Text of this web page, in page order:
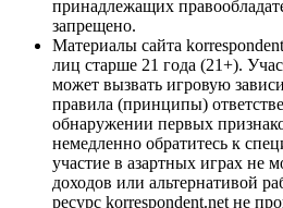
принадлежащих
запрещено.
Материалы сайта
лиц старше 21 года (21+).
может вызвать игровую
правила (принципы)
обнаружении первых
немедленно обратитесь к
участие в азартных играх не
доходов или альтернативой
ресурс korrespondent.net не